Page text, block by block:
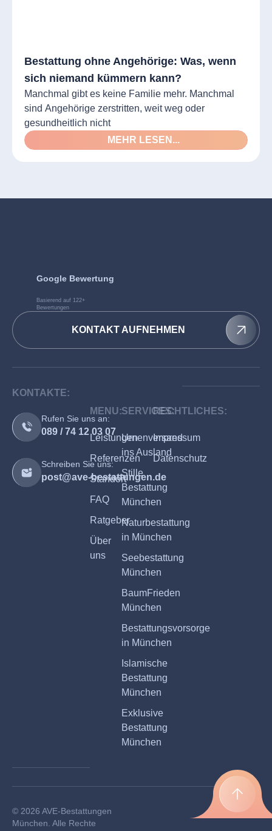
Bestattung ohne Angehörige: Was, wenn
sich niemand kümmern kann?
Manchmal gibt es keine Familie mehr. Manchmal
sind Angehörige zerstritten, weit weg oder
gesundheitlich nicht
MEHR LESEN...
Google Bewertung
Basierend auf 122+
Bewertungen
KONTAKT AUFNEHMEN
KONTAKTE:
Rufen Sie uns an:
089 / 74 12 03 07
Schreiben Sie uns:
post@ave-bestattungen.de
MENU:
Leistungen
Referenzen
Standort
FAQ
Ratgeber
Über
uns
SERVICES:
Urnenversand
ins Ausland
Stille
Bestattung
München
Naturbestattung
in München
Seebestattung
München
BaumFrieden
München
Bestattungsvorsorge
in München
Islamische
Bestattung
München
Exklusive
Bestattung
München
RECHTLICHES:
Impressum
Datenschutz
© 2026 AVE-Bestattungen
München. Alle Rechte